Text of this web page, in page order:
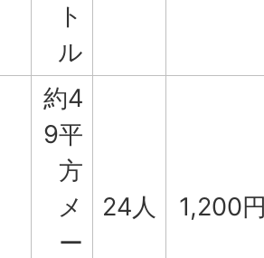
ト
ル
約4
9平
方
メ
ー
24人 1,200